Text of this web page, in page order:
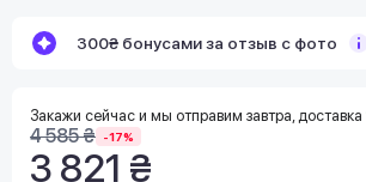
300₴ бонусами за отзыв с фото
Закажи сейчас и мы отправим завтра, доставка
4 585 ₴ -17%
3 821 ₴